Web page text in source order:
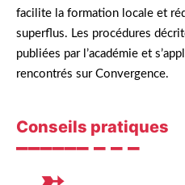
facilite la formation locale et
superflus. Les procédures
publiées par l’académie et
rencontrés sur Convergence.
Conseils pratiques